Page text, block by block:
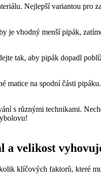
Nejlepší variantou pro
vhodný menší pipák,
tak, aby pipák dopadl
na spodní části
s různými⁢ technikami.
velikost
klíčových faktorů, které